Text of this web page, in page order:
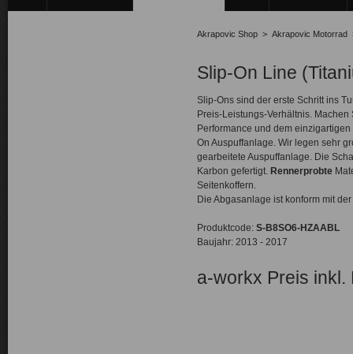
Akrapovic Shop > Akrapovic Motorrad
Slip-On Line
Slip-Ons sind der erste Schritt ins
Preis-Leistungs-Verhältnis.
Performance und dem einzigartigen
On Auspuffanlage. Wir legen sehr
gearbeitete Auspuffanlage. Die
Karbon gefertigt. Rennerprobte
Seitenkoffern.
Die Abgasanlage ist konform mit
Produktcode: S-B8SO6-HZAABL
Baujahr: 2013 - 2017
a-workx Preis inkl.